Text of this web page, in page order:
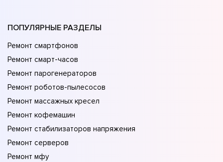
ПОПУЛЯРНЫЕ РАЗДЕЛЫ
Ремонт смартфонов
Ремонт смарт-часов
Ремонт парогенераторов
Ремонт роботов-пылесосов
Ремонт массажных кресел
Ремонт кофемашин
Ремонт стабилизаторов напряжения
Ремонт серверов
Ремонт мфу